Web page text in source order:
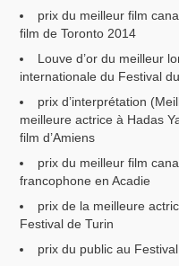
prix du meilleur film
film de Toronto 2014
Louve d’or du meilleur
internationale du Festival
prix d’interprétation
meilleure actrice à Hadas
film d’Amiens
prix du meilleur film
francophone en Acadie
prix de la meilleure
Festival de Turin
prix du public au